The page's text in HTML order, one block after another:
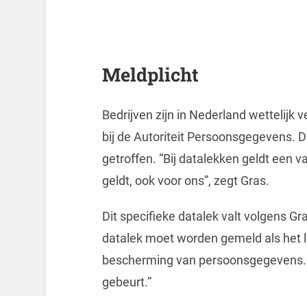
Meldplicht
Bedrijven zijn in Nederland wettelijk
bij de Autoriteit Persoonsgegevens.
getroffen. “Bij datalekken geldt een
geldt, ook voor ons”, zegt Gras.
Dit specifieke datalek valt volgens
datalek moet worden gemeld als het
bescherming van
gebeurt.”